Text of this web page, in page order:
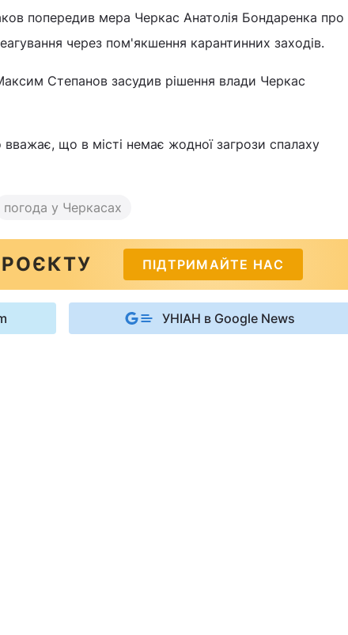
попередив мера Черкас Анатолія Бондаренка про
через пом'якшення карантинних заходів.
Степанов засудив рішення влади Черкас
що в місті немає жодної загрози спалаху
погода у Черкасах
ПІДТРИМАЙТЕ НАС
УНІАН в Google News